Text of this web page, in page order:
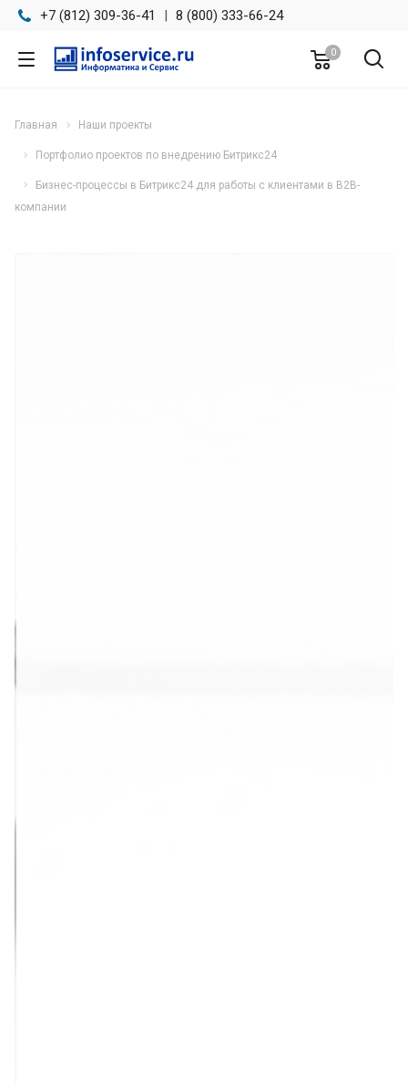
+7 (812) 309-36-41 | 8 (800) 333-66-24
0
Главная Наши проекты
Портфолио проектов по внедрению Битрикс24
Бизнес-процессы в Битрикс24 для работы с клиентами в B2B-
компании